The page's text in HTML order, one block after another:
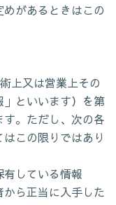
があるときはこの
上又は営業上その
といいます）を第
。ただし、次の各
この限りではあり
している情報
ら正当に入手した